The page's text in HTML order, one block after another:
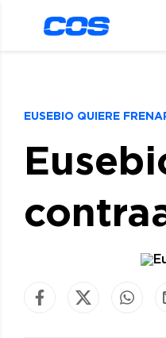
EUSEBIO QUIERE